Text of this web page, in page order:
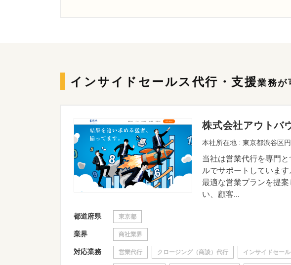
インサイドセールス代行・支援業務が
株式会社アウトバ
本社所在地 : 東京都渋谷区
当社は営業代行を専門
ルでサポートしていま
最適な営業プランを提
い、顧客...
都道府県 東京都
業界 商社業界
対応業務 営業代行 クロージング（商談）代行 インサイドセー